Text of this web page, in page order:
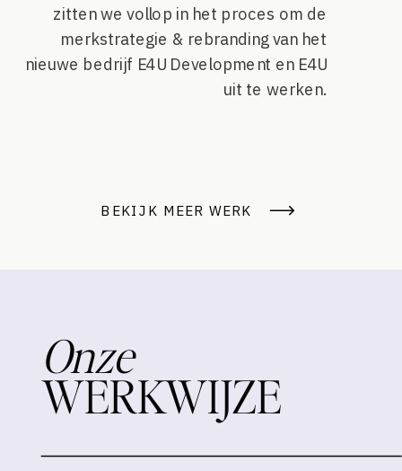
zitten we vollop in het proces om de
merkstrategie & rebranding van het
nieuwe bedrijf E4U Development en E4U
uit te werken.
BEKIJK MEER WERK
Onze
WERKWIJZE